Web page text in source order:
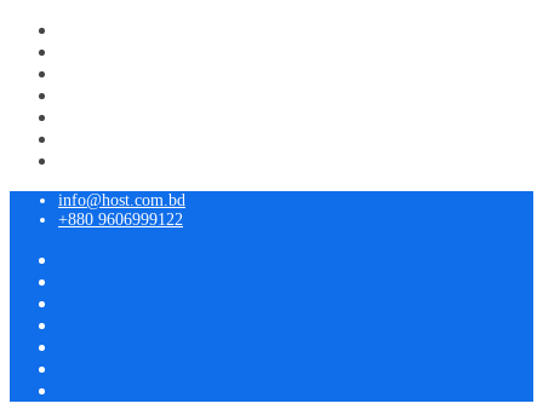
info@host.com.bd
+880 9606999122